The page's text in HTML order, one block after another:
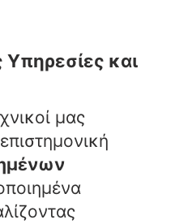
Υπηρεσίες και
μας